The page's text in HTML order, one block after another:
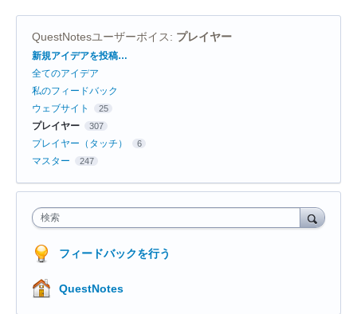
QuestNotesユーザーボイス: プレイヤー
カ
ゴ
リ
新規アイデアを投稿…
全てのアイデア
私のフィードバック
ウェブサイト
25
プレイヤー 307
プレイヤー（タッチ） 6
マスター 247
検索
フィードバックを行う
QuestNotes